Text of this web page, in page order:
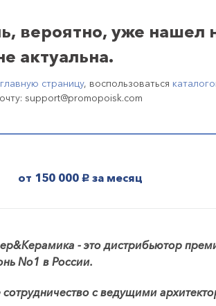
вероятно, уже нашел
актуальна.
главную страницу, воспользоваться
support@promopoisk.com
от 150 000 руб. за месяц
- это дистрибьютор
No1 в России.
сотрудничество с ведущими